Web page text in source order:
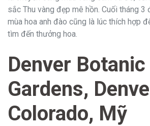
sắc Thu vàng đẹp mê hồn. Cuối tháng 3
mùa hoa anh đào cũng là lúc thích hợp
tìm đến thưởng hoa.
Denver Botanic
Gardens,
Colorado, Mỹ